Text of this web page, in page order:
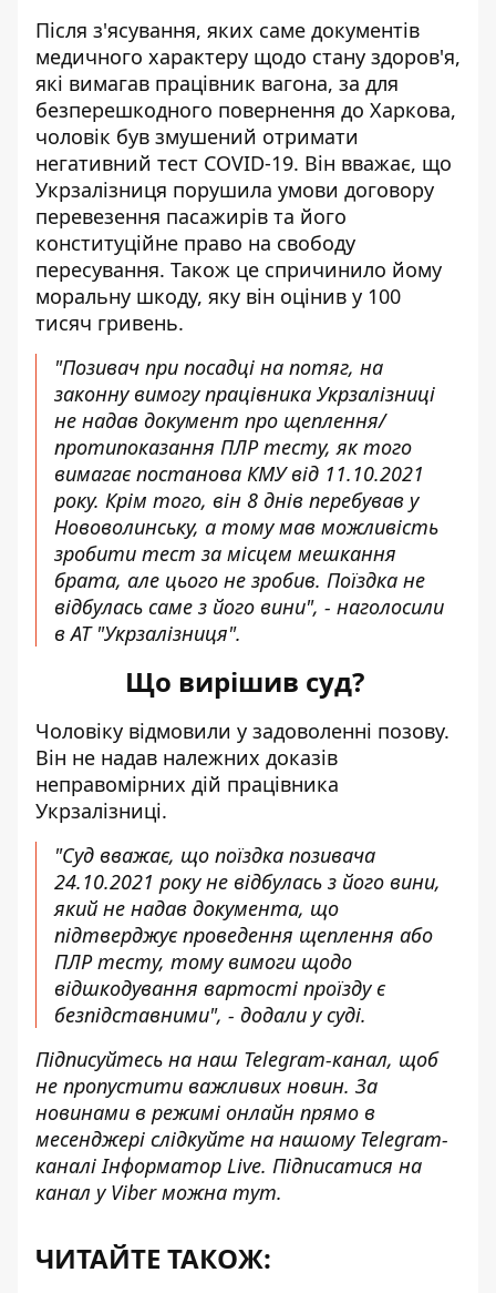
Після з'ясування, яких саме документів
медичного характеру щодо стану здоров'я,
які вимагав працівник вагона, за для
безперешкодного повернення до Харкова,
чоловік був змушений отримати
негативний тест COVID-19. Він вважає, що
Укрзалізниця порушила умови договору
перевезення пасажирів та його
конституційне право на свободу
пересування. Також це спричинило йому
моральну шкоду, яку він оцінив у 100
тисяч гривень.
"Позивач при посадці на потяг, на
законну вимогу працівника Укрзалізниці
не надав документ про щеплення/
протипоказання ПЛР тесту, як того
вимагає постанова КМУ від 11.10.2021
року. Крім того, він 8 днів перебував у
Нововолинську, а тому мав можливість
зробити тест за місцем мешкання
брата, але цього не зробив. Поїздка не
відбулась саме з його вини", - наголосили
в АТ "Укрзалізниця".
Що вирішив суд?
Чоловіку відмовили у задоволенні позову.
Він не надав належних доказів
неправомірних дій працівника
Укрзалізниці.
"Суд вважає, що поїздка позивача
24.10.2021 року не відбулась з його вини,
який не надав документа, що
підтверджує проведення щеплення або
ПЛР тесту, тому вимоги щодо
відшкодування вартості проїзду є
безпідставними", - додали у суді.
Підписуйтесь на наш Telegram-канал, щоб
не пропустити важливих новин. За
новинами в режимі онлайн прямо в
месенджері слідкуйте на нашому Telegram-
каналіІнформатор Live. Підписатися на
канал у Viber можна тут.
ЧИТАЙТЕ ТАКОЖ: